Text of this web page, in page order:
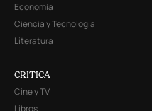
Economía
Ciencia y Tecnología
Literatura
CRITICA
Cine y TV
Libros